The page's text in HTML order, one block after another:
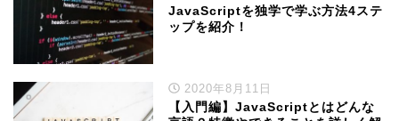
JavaScriptを独学で学ぶ方法4ステ
ップを紹介！
2020年8月11日
【入門編】JavaScriptとはどんな